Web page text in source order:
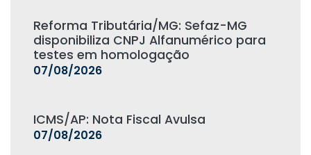
Reforma Tributária/MG: Sefaz-MG
disponibiliza CNPJ Alfanumérico para
testes em homologação
07/08/2026
ICMS/AP: Nota Fiscal Avulsa
07/08/2026